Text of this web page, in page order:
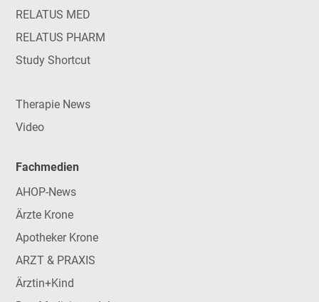
RELATUS MED
RELATUS PHARM
Study Shortcut
Therapie News
Video
Fachmedien
AHOP-News
Ärzte Krone
Apotheker Krone
ARZT & PRAXIS
Ärztin+Kind